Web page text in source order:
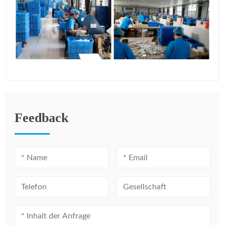
Feedback